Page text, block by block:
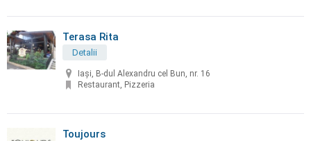
Terasa Rita
Detalii
Iași, B-dul Alexandru cel Bun, nr. 16
Restaurant, Pizzeria
Toujours